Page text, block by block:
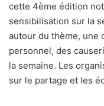
cette 4ème édition
sensibilisation sur la
autour du thème, une
personnel, des
la semaine. Les
sur le partage et les